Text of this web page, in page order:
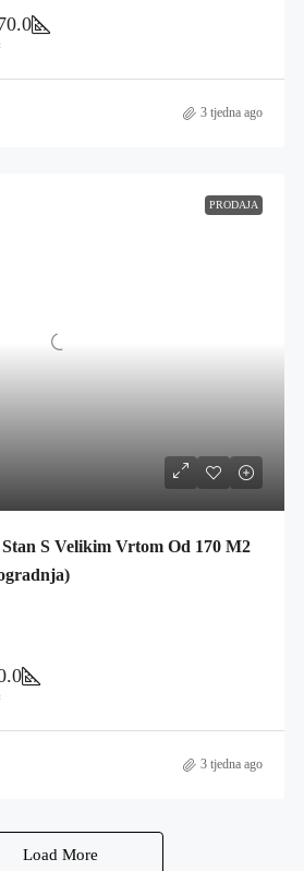
3 tjedna ago
PRODAJA
S Velikim Vrtom Od 170 M2
3 tjedna ago
Load More